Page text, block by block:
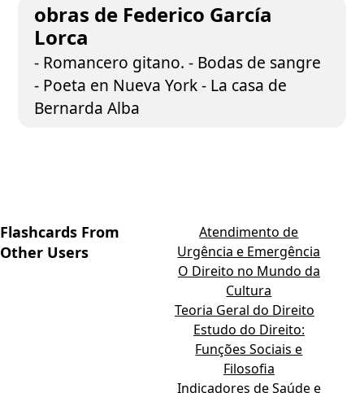
obras de Federico García
Lorca
- Romancero gitano. - Bodas de sangre
- Poeta en Nueva York - La casa de
Bernarda Alba
Flashcards From
Other Users
Atendimento de
Urgência e Emergência
O Direito no Mundo da
Cultura
Teoria Geral do Direito
Estudo do Direito:
Funções Sociais e
Filosofia
Indicadores de Saúde e